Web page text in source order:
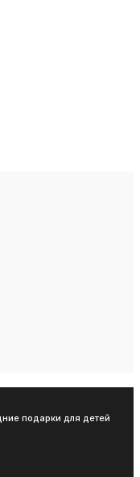
подарки для детей